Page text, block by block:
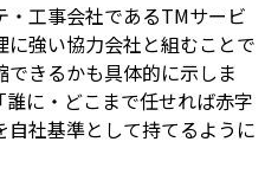
・工事会社であるTMサービ
強い協力会社と組むことで
きるかも具体的に示しま
に・どこまで任せれば赤字
社基準として持てるように